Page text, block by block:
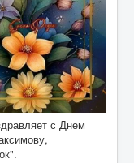
с Днем